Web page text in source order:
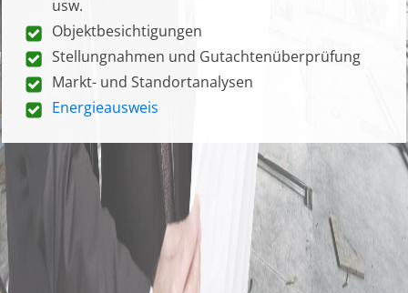
usw.
Objektbesichtigungen
Stellungnahmen und Gutachtenüberprüfung
Markt- und Standortanalysen
Energieausweis